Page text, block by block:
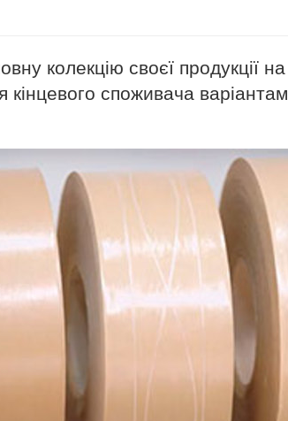
колекцію своєї продукції
кінцевого споживача